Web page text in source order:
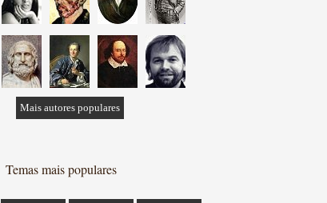
Mais autores populares
Temas mais populares